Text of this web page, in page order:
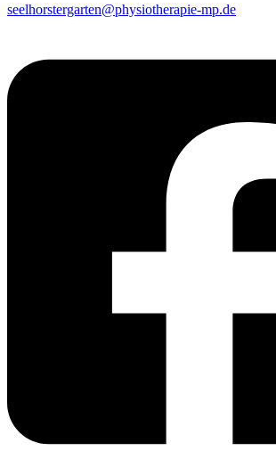
seelhorstergarten@physiotherapie-mp.de